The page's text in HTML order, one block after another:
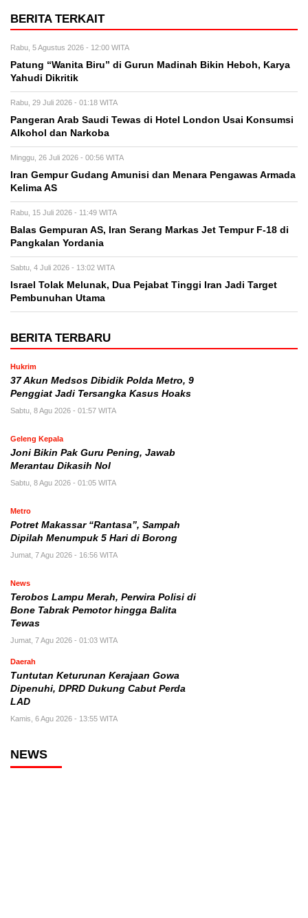
BERITA TERKAIT
Rabu, 5 Agustus 2026 - 12:00 WITA
Patung “Wanita Biru” di Gurun Madinah Bikin Heboh, Karya
Yahudi Dikritik
Rabu, 29 Juli 2026 - 01:18 WITA
Pangeran Arab Saudi Tewas di Hotel London Usai Konsumsi
Alkohol dan Narkoba
Minggu, 26 Juli 2026 - 00:56 WITA
Iran Gempur Gudang Amunisi dan Menara Pengawas Armada
Kelima AS
Rabu, 15 Juli 2026 - 11:49 WITA
Balas Gempuran AS, Iran Serang Markas Jet Tempur F-18 di
Pangkalan Yordania
Sabtu, 4 Juli 2026 - 13:02 WITA
Israel Tolak Melunak, Dua Pejabat Tinggi Iran Jadi Target
Pembunuhan Utama
BERITA TERBARU
Hukrim
37 Akun Medsos Dibidik Polda Metro, 9
Penggiat Jadi Tersangka Kasus Hoaks
Sabtu, 8 Agu 2026 - 01:57 WITA
Geleng Kepala
Joni Bikin Pak Guru Pening, Jawab
Merantau Dikasih Nol
Sabtu, 8 Agu 2026 - 01:05 WITA
Metro
Potret Makassar “Rantasa”, Sampah
Dipilah Menumpuk 5 Hari di Borong
Jumat, 7 Agu 2026 - 16:56 WITA
News
Terobos Lampu Merah, Perwira Polisi di
Bone Tabrak Pemotor hingga Balita
Tewas
Jumat, 7 Agu 2026 - 01:03 WITA
Daerah
Tuntutan Keturunan Kerajaan Gowa
Dipenuhi, DPRD Dukung Cabut Perda
LAD
Kamis, 6 Agu 2026 - 13:55 WITA
NEWS